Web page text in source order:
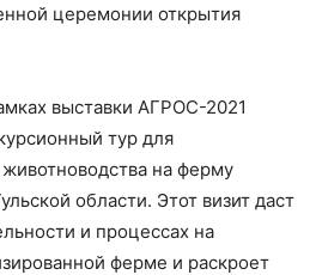
церемонии открытия
выставки АГРОС-2021
тур для
на ферму
области. Этот визит даст
и процессах на
ферме и раскроет